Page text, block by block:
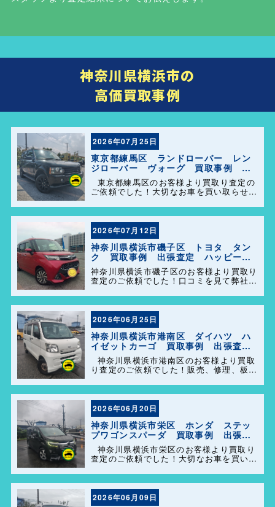
神奈川県横浜市の
高価買取事例
2026年07月25日
東京都練馬区 ランドローバー レン
ジローバー ヴォーグ 買取事例 出
張査定 ハッピーカーズ港南店！
東京都練馬区のお客様より買取り査定の
ご依頼でした！大切なお車を買い取らせて
の事をよろしくお願いします＼(^o^)／
2026年07月12日
神奈川県横浜市磯子区 トヨタ タン
ク 買取事例 出張査定 ハッピーカ
ーズ港南店！
神奈川県横浜市磯子区のお客様より買取り
査定のご依頼でした！口コミを見て弊社を
事があれば気軽にご相談して下さい(^o^)
／
2026年06月25日
神奈川県横浜市港南区 ダイハツ ハ
イゼットカーゴ 買取事例 出張査
定 ハッピーカーズ港南店！
神奈川県横浜市港南区のお客様より買取
り査定のご依頼でした！販売、修理、板
の事で困った事があれば、気軽にご相談し
て下さい(^o^)／
2026年06月20日
神奈川県横浜市栄区 ホンダ ステッ
プワゴンスパーダ 買取事例 出張査
定 ハッピーカーズ港南店！
神奈川県横浜市栄区のお客様より買取り
査定のご依頼でした！大切なお車を買い取
も弊社の事をよろしくお願いします＼
(^o^)／
2026年06月09日